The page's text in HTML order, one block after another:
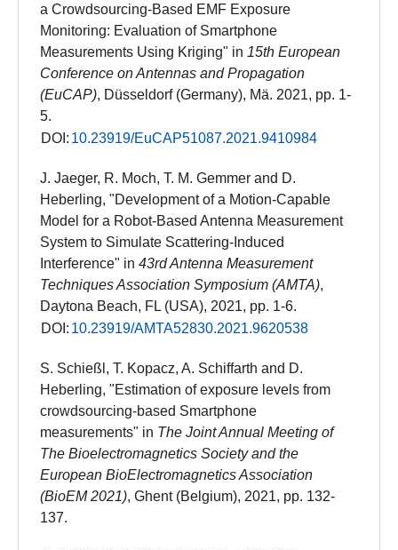
a Crowdsourcing-Based EMF Exposure
Monitoring: Evaluation of Smartphone
Measurements Using Kriging" in 15th European
Conference on Antennas and Propagation
(EuCAP), Düsseldorf (Germany), Mä. 2021, pp. 1-
5.
DOI: 10.23919/EuCAP51087.2021.9410984
J. Jaeger, R. Moch, T. M. Gemmer and D.
Heberling, "Development of a Motion-Capable
Model for a Robot-Based Antenna Measurement
System to Simulate Scattering-Induced
Interference" in 43rd Antenna Measurement
Techniques Association Symposium (AMTA),
Daytona Beach, FL (USA), 2021, pp. 1-6.
DOI: 10.23919/AMTA52830.2021.9620538
S. Schießl, T. Kopacz, A. Schiffarth and D.
Heberling, "Estimation of exposure levels from
crowdsourcing-based Smartphone
measurements" in The Joint Annual Meeting of
The Bioelectromagnetics Society and the
European BioElectromagnetics Association
(BioEM 2021), Ghent (Belgium), 2021, pp. 132-
137.